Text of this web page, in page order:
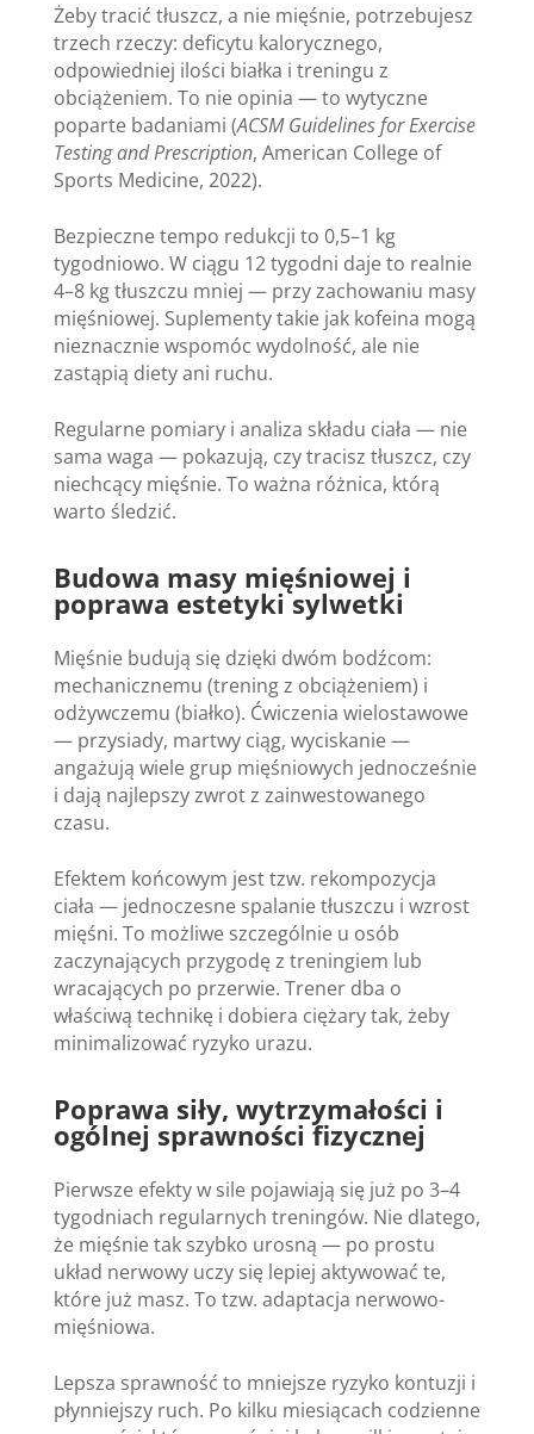
Żeby tracić tłuszcz, a nie mięśnie, potrzebujesz
trzech rzeczy: deficytu kalorycznego,
odpowiedniej ilości białka i treningu z
obciążeniem. To nie opinia — to wytyczne
poparte badaniami (ACSM Guidelines for Exercise
Testing and Prescription, American College of
Sports Medicine, 2022).
Bezpieczne tempo redukcji to 0,5–1 kg
tygodniowo. W ciągu 12 tygodni daje to realnie
4–8 kg tłuszczu mniej — przy zachowaniu masy
mięśniowej. Suplementy takie jak kofeina mogą
nieznacznie wspomóc wydolność, ale nie
zastąpią diety ani ruchu.
Regularne pomiary i analiza składu ciała — nie
sama waga — pokazują, czy tracisz tłuszcz, czy
niechcący mięśnie. To ważna różnica, którą
warto śledzić.
Budowa masy mięśniowej i
poprawa estetyki sylwetki
Mięśnie budują się dzięki dwóm bodźcom:
mechanicznemu (trening z obciążeniem) i
odżywczemu (białko). Ćwiczenia wielostawowe
— przysiady, martwy ciąg, wyciskanie —
angażują wiele grup mięśniowych jednocześnie
i dają najlepszy zwrot z zainwestowanego
czasu.
Efektem końcowym jest tzw. rekompozycja
ciała — jednoczesne spalanie tłuszczu i wzrost
mięśni. To możliwe szczególnie u osób
zaczynających przygodę z treningiem lub
wracających po przerwie. Trener dba o
właściwą technikę i dobiera ciężary tak, żeby
minimalizować ryzyko urazu.
Poprawa siły, wytrzymałości i
ogólnej sprawności fizycznej
Pierwsze efekty w sile pojawiają się już po 3–4
tygodniach regularnych treningów. Nie dlatego,
że mięśnie tak szybko urosną — po prostu
układ nerwowy uczy się lepiej aktywować te,
które już masz. To tzw. adaptacja nerwowo-
mięśniowa.
Lepsza sprawność to mniejsze ryzyko kontuzji i
płynniejszy ruch. Po kilku miesiącach codzienne